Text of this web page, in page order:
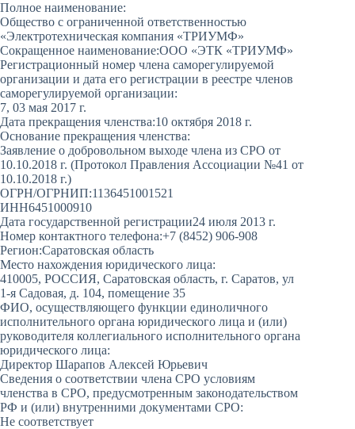
Полное наименование:
Общество с ограниченной ответственностью
«Электротехническая компания «ТРИУМФ»
Сокращенное наименование:ООО «ЭТК «ТРИУМФ»
Регистрационный номер члена саморегулируемой
организации и дата его регистрации в реестре членов
саморегулируемой организации:
7, 03 мая 2017 г.
Дата прекращения членства:10 октября 2018 г.
Основание прекращения членства:
Заявление о добровольном выходе члена из СРО от
10.10.2018 г. (Протокол Правления Ассоциации №41 от
10.10.2018 г.)
ОГРН/ОГРНИП:1136451001521
ИНН6451000910
Дата государственной регистрации24 июля 2013 г.
Номер контактного телефона:+7 (8452) 906-908
Регион:Саратовская область
Место нахождения юридического лица:
410005, РОССИЯ, Саратовская область, г. Саратов, ул
1-я Садовая, д. 104, помещение 35
ФИО, осуществляющего функции единоличного
исполнительного органа юридического лица и (или)
руководителя коллегиального исполнительного органа
юридического лица:
Директор Шарапов Алексей Юрьевич
Сведения о соответствии члена СРО условиям
членства в СРО, предусмотренным законодательством
РФ и (или) внутренними документами СРО:
Не соответствует